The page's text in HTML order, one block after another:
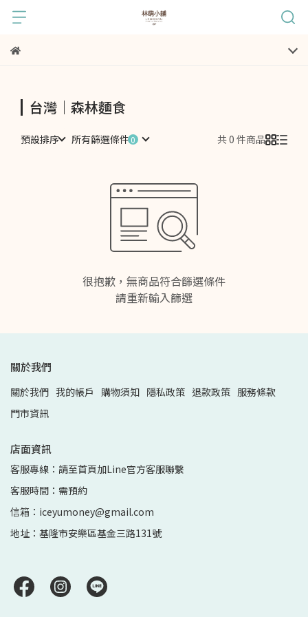
台灣｜森林麵食
預設排序 所有篩選條件 共 0 件商品
很抱歉，無商品符合篩選條件
請重新輸入篩選
關於我們
關於我們 我的帳戶 購物須知 隱私政策 退款政策 服務條款
門市資訊
店面資訊
客服專線：請至首頁加Line官方客服聯繫
客服時間：需預約
信箱：iceyumoney@gmail.com
地址：基隆市安樂區基金三路131號